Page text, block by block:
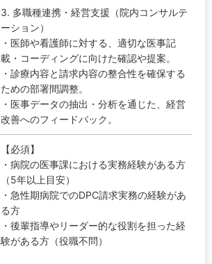
3. 多職種連携・経営支援（院内コンサルテ
ーション）
・医師や看護師に対する、適切な医事記
載・コーディングに向けた確認や提案。
・診療内容と請求内容の整合性を確保する
ための部署間調整。
・医事データの抽出・分析を通じた、経営
改善へのフィードバック。
【必須】
・病院の医事課における実務経験がある方
（5年以上目安）
・急性期病院でのDPC請求実務の経験があ
る方
・後輩指導やリーダー的な役割を担った経
験がある方（役職不問）